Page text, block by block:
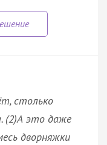
столько
(2)А это даже
дворняжки